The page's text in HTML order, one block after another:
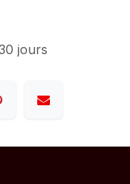
jours